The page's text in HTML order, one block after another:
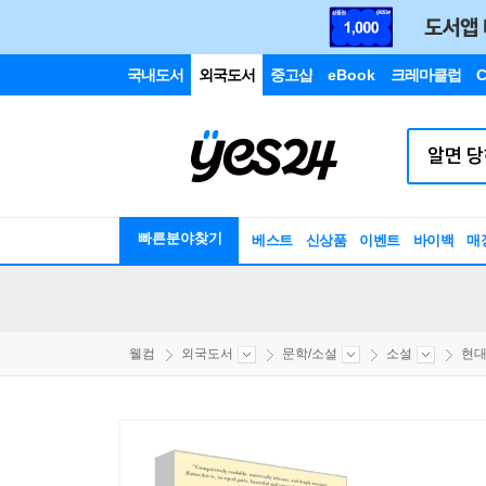
국내도서 외국도서 중고샵 eBook 크레마클럽
빠른분야찾기 베스트 신상품 이벤트 바이백 매
웰컴 외국도서 문학/소설 소설 현